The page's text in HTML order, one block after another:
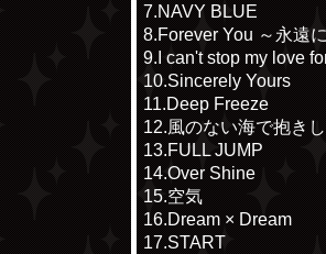
7.NAVY BLUE
8.Forever You ～永遠
9.I can't stop my love
10.Sincerely Yours
11.Deep Freeze
12.風のない海で抱き
13.FULL JUMP
14.Over Shine
15.空気
16.Dream × Dream
17.START